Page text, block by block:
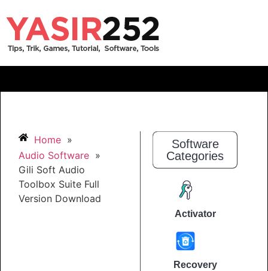
Home »
Audio Software »
Gili Soft Audio
Toolbox Suite Full
Version Download
Software
Categories
Activator
Recovery